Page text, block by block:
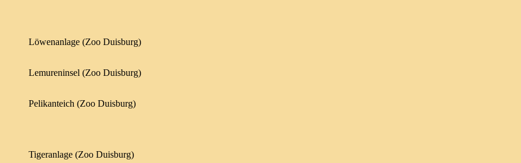
Löwenanlage (Zoo Duisburg)
Lemureninsel (Zoo Duisburg)
Pelikanteich (Zoo Duisburg)
Tigeranlage (Zoo Duisburg)